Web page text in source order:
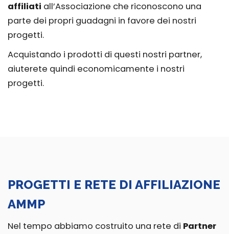
affiliati all’Associazione che riconoscono una
parte dei propri guadagni in favore dei nostri
progetti.
Acquistando i prodotti di questi nostri partner,
aiuterete quindi economicamente i nostri
progetti.
PROGETTI E RETE DI AFFILIAZIONE
AMMP
Nel tempo abbiamo costruito una rete di Partner